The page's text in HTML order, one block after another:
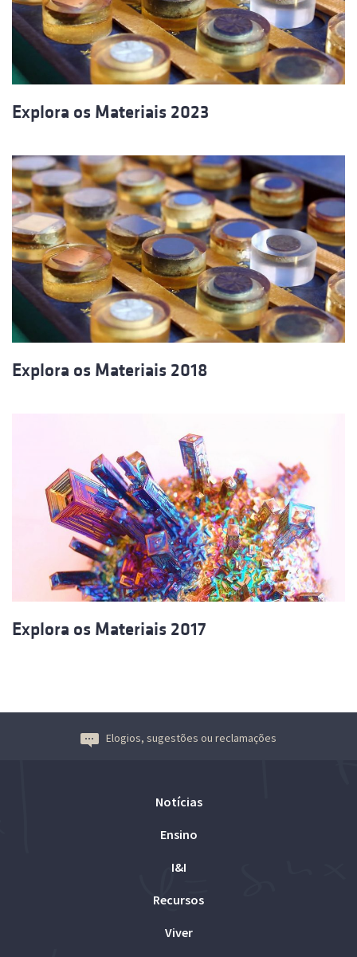
Explora os Materiais 2023
Explora os Materiais 2018
Explora os Materiais 2017
Elogios, sugestões ou reclamações
Notícias
Ensino
I&I
Recursos
Viver